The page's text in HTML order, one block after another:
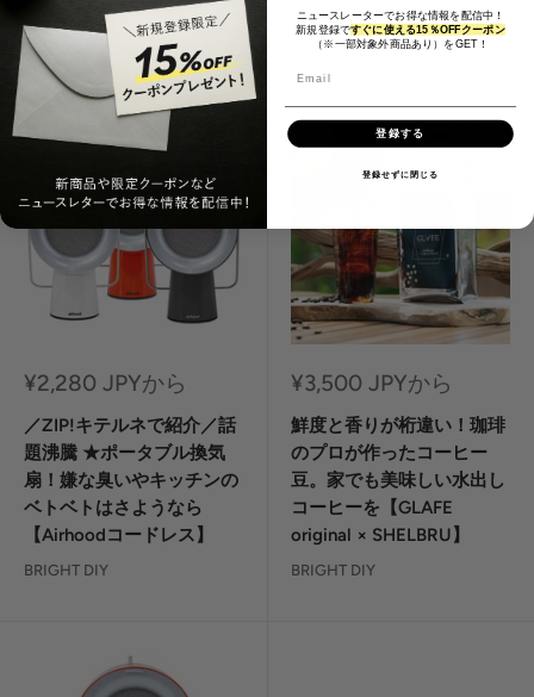
【SHELBRU Canister】
BRIGHT DIY
セ
ル
価
格
¥2,280 JPYから
／ZIP!キテルネで紹介／話
題沸騰 ★ポータブル換気
扇！嫌な臭いやキッチンの
ベトベトはさようなら
【Airhoodコードレス】
BRIGHT DIY
セ
ル
価
格
¥3,500 JPYから
鮮度と香りが桁違い！珈琲
のプロが作ったコーヒー
豆。家でも美味しい水出し
コーヒーを【GLAFE
original × SHELBRU】
BRIGHT DIY
ニュースレーターでお得な情報を配信中！
新規登録ですぐに使える15％OFFクーポン
（※一部対象外商品あり）をGET！
登録する
登録せずに閉じる